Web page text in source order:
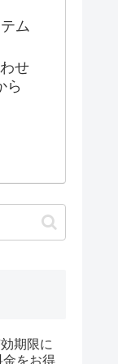
ム
せ
ら
期限に
金をお得